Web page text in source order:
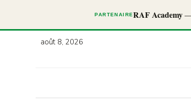
PARTENAIRERAF Academy—
août 8, 2026